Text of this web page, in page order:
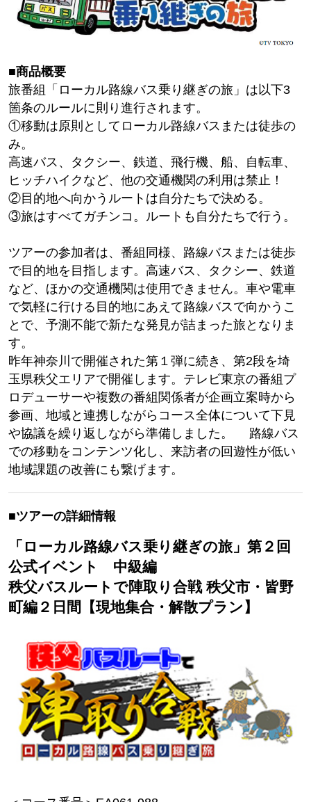
■商品概要
旅番組「ローカル路線バス乗り継ぎの旅」は以下3
箇条のルールに則り進行されます。
①移動は原則としてローカル路線バスまたは徒歩の
み。
高速バス、タクシー、鉄道、飛行機、船、自転車、
ヒッチハイクなど、他の交通機関の利用は禁止！
②目的地へ向かうルートは自分たちで決める。
③旅はすべてガチンコ。ルートも自分たちで行う。
ツアーの参加者は、番組同様、路線バスまたは徒歩
で目的地を目指します。高速バス、タクシー、鉄道
など、ほかの交通機関は使用できません。車や電車
で気軽に行ける目的地にあえて路線バスで向かうこ
とで、予測不能で新たな発見が詰まった旅となりま
す。
昨年神奈川で開催された第１弾に続き、第2段を埼
玉県秩父エリアで開催します。テレビ東京の番組プ
ロデューサーや複数の番組関係者が企画立案時から
参画、地域と連携しながらコース全体について下見
や協議を繰り返しながら準備しました。 路線バス
での移動をコンテンツ化し、来訪者の回遊性が低い
地域課題の改善にも繋げます。
■ツアーの詳細情報
「ローカル路線バス乗り継ぎの旅」第２回
公式イベント 中級編
秩父バスルートで陣取り合戦 秩父市・皆野
町編２日間【現地集合・解散プラン】